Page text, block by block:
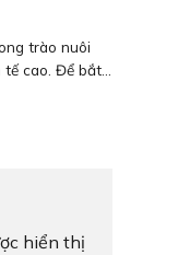
trào nuôi
cao. Để bắt...
hiển thị